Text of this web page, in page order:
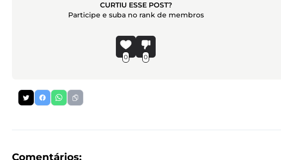
CURTIU ESSE POST?
Participe e suba no rank de membros
0 0
Comentários: